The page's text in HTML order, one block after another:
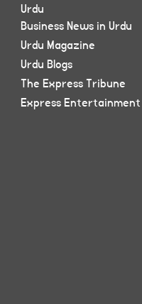
Urdu
Business News in Urdu
Urdu Magazine
Urdu Blogs
The Express Tribune
Express Entertainment